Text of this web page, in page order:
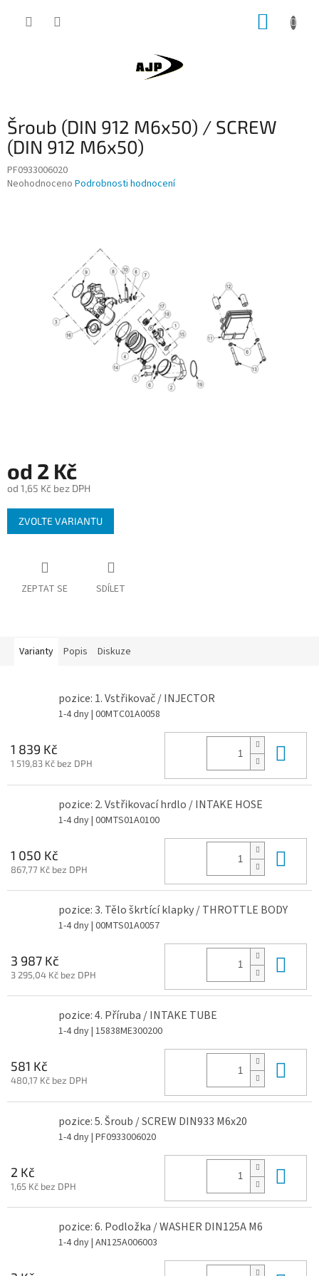
Šroub (DIN 912 M6x50) / SCREW
(DIN 912 M6x50)
PF0933006020
Průměrné
Neohodnoceno Podrobnosti hodnocení
od 2 Kč
od 1,65 Kč bez DPH
Měrná
cena:
ZVOLTE VARIANTU
ZEPTAT SE SDÍLET
Varianty Popis Diskuze
pozice: 1. Vstřikovač / INJECTOR
1-4 dny| 00MTC01A0058
1 839 Kč
1 519,83 Kč bez DPH
pozice: 2. Vstřikovací hrdlo / INTAKE HOSE
1-4 dny| 00MTS01A0100
1 050 Kč
867,77 Kč bez DPH
pozice: 3. Tělo škrtící klapky / THROTTLE BODY
1-4 dny| 00MTS01A0057
3 987 Kč
3 295,04 Kč bez DPH
pozice: 4. Příruba / INTAKE TUBE
1-4 dny| 15838ME300200
581 Kč
480,17 Kč bez DPH
pozice: 5. Šroub / SCREW DIN933 M6x20
1-4 dny| PF0933006020
2 Kč
1,65 Kč bez DPH
pozice: 6. Podložka / WASHER DIN125A M6
1-4 dny| AN125A006003